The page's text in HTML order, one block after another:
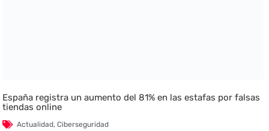
España registra un aumento del 81% en las estafas por falsas
tiendas online
Actualidad,Ciberseguridad